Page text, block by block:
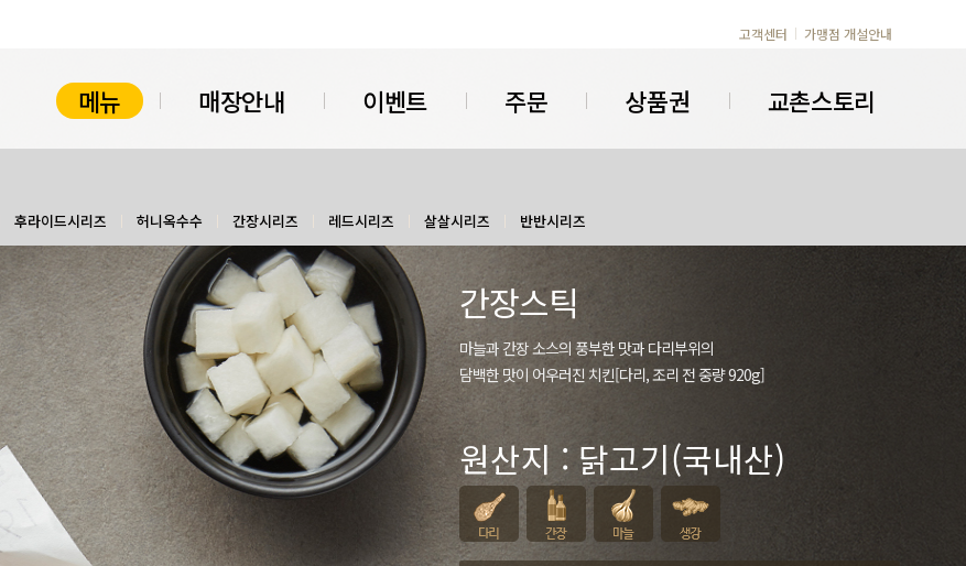
고객센터
가맹점 개설안내
메뉴 매장안내 이벤트 주문 상품권 교촌스토리
후라이드시리즈 허니옥수수 간장시리즈 레드시리즈 살살시리즈 반반시리즈
간장스틱
마늘과 간장 소스의 풍부한 맛과 다리부위의
담백한 맛이 어우러진 치킨[다리, 조리 전 중량 920g]
원산지 : 닭고기(국내산)